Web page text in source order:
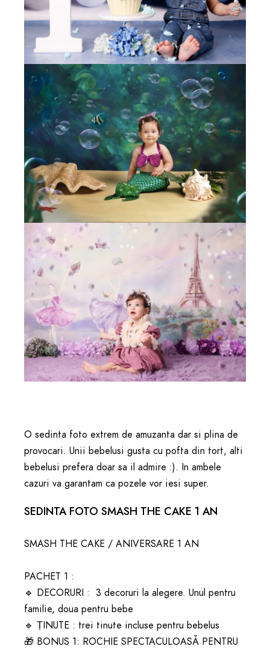
O sedinta foto extrem de amuzanta dar si plina de
provocari. Unii bebelusi gusta cu pofta din tort, alti
bebelusi prefera doar sa il admire :). In ambele
cazuri va garantam ca pozele vor iesi super.
SEDINTA FOTO SMASH THE CAKE 1 AN
SMASH THE CAKE / ANIVERSARE 1 AN
PACHET 1 :
🔹 DECORURI :  3 decoruri la alegere. Unul pentru
familie, doua pentru bebe
🔹 ȚINUTE : trei tinute incluse pentru bebelus
🎁 BONUS 1: ROCHIE SPECTACULOASĂ PENTRU